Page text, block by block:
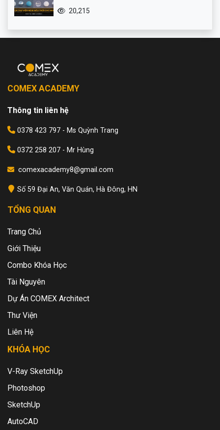
20,215
COMEX ACADEMY
Thông tin liên hệ
0378 423 797 - Ms Quỳnh Trang
0372 258 207 - Mr Hùng
comexacademy8@gmail.com
Số 59 Đại An, Văn Quán, Hà Đông, HN
TỔNG QUAN
Trang Chủ
Giới Thiệu
Combo Khóa Học
Tài Nguyên
Dự Án COMEX Architect
Thư Viện
Liên Hệ
KHÓA HỌC
V-Ray SketchUp
Photoshop
SketchUp
AutoCAD